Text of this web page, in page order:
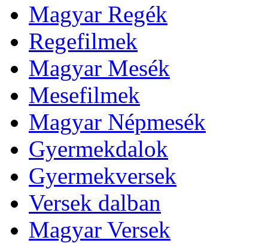
Magyar Regék
Regefilmek
Magyar Mesék
Mesefilmek
Magyar Népmesék
Gyermekdalok
Gyermekversek
Versek dalban
Magyar Versek